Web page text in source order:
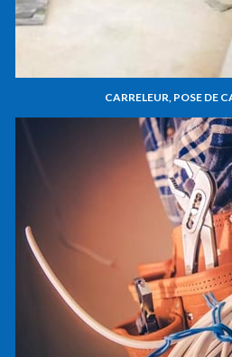
CARRELEUR, POSE DE